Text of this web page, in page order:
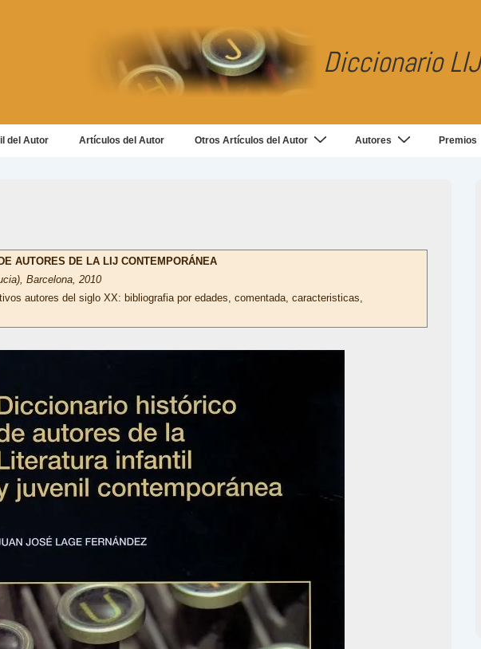
Diccionario LIJ
del Autor Artículos del Autor Otros Artículos del Autor Autores Premios
AUTORES DE LA LIJ CONTEMPORÁNEA
Barcelona, 2010
autores del siglo XX: bibliografia por edades, comentada, caracteristicas,